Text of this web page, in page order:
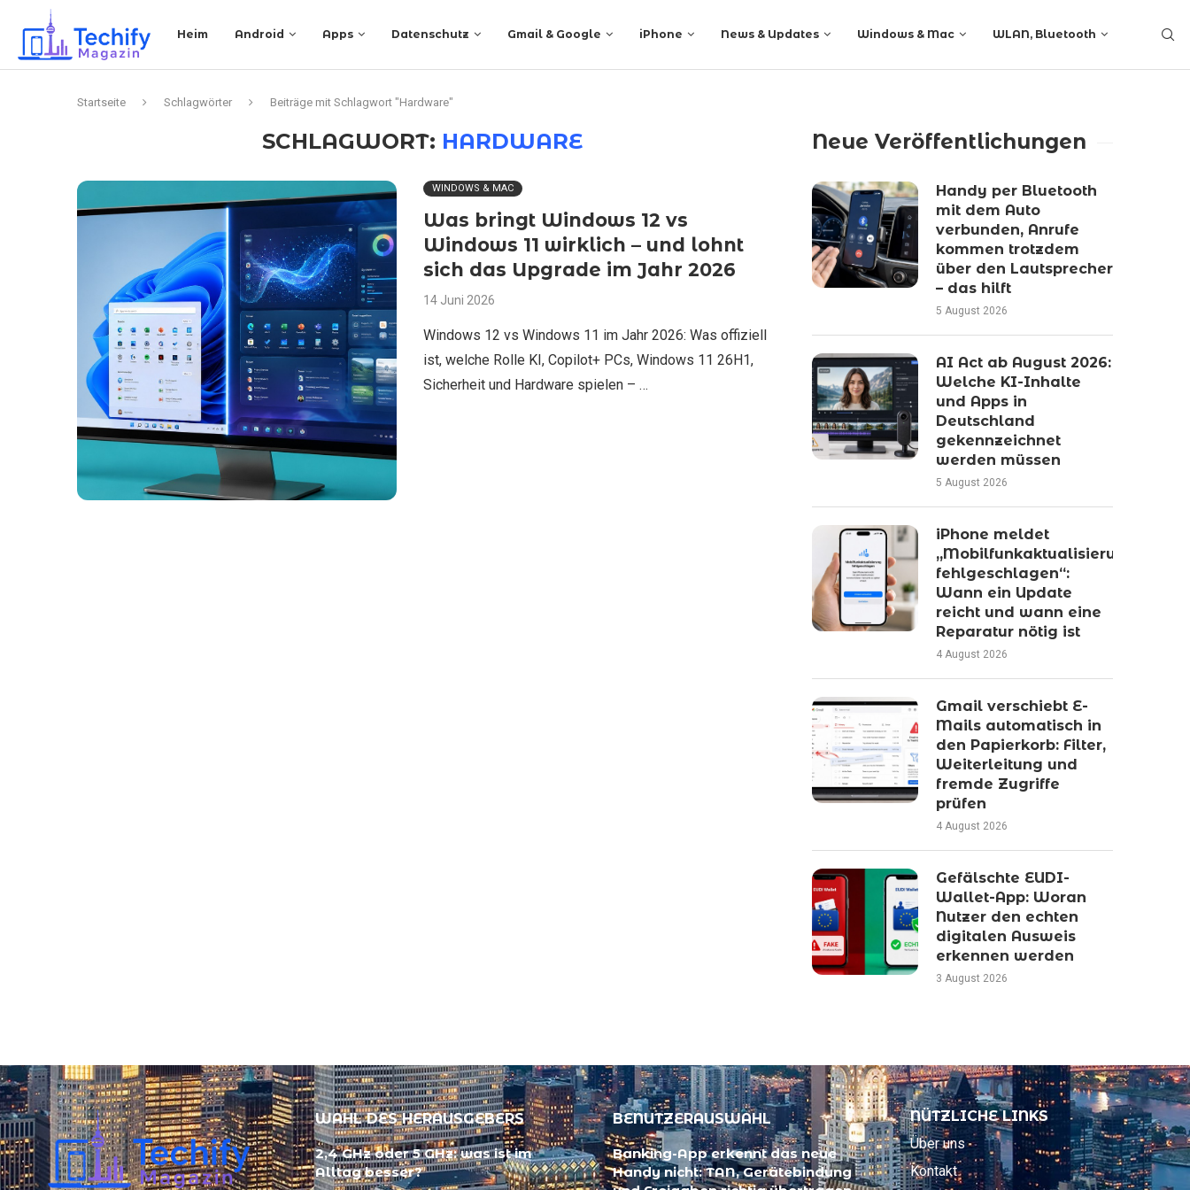
Heim Android Apps Datenschutz Gmail & Google iPhone News & Updates Windows & Mac WLAN, Bluetooth
Startseite Schlagwörter Beiträge mit Schlagwort "Hardware"
SCHLAGWORT: HARDWARE
WINDOWS & MAC
Was bringt Windows 12 vs
Windows 11 wirklich – und lohnt
sich das Upgrade im Jahr 2026
14 Juni 2026
Windows 12 vs Windows 11 im Jahr 2026: Was offiziell
ist, welche Rolle KI, Copilot+ PCs, Windows 11 26H1,
Sicherheit und Hardware spielen – …
Neue Veröffentlichungen
Handy per Bluetooth
mit dem Auto
verbunden, Anrufe
kommen trotzdem
über den Lautsprecher
– das hilft
5 August 2026
AI Act ab August 2026:
Welche KI-Inhalte
und Apps in
Deutschland
gekennzeichnet
werden müssen
5 August 2026
iPhone meldet
„Mobilfunkaktualisierung
fehlgeschlagen“:
Wann ein Update
reicht und wann eine
Reparatur nötig ist
4 August 2026
Gmail verschiebt E-
Mails automatisch in
den Papierkorb: Filter,
Weiterleitung und
fremde Zugriffe
prüfen
4 August 2026
Gefälschte EUDI-
Wallet-App: Woran
Nutzer den echten
digitalen Ausweis
erkennen werden
3 August 2026
WAHL DES HERAUSGEBERS
2,4 GHz oder 5 GHz: was ist im
Alltag besser?
BENUTZERAUSWAHL
Banking-App erkennt das neue
Handy nicht: TAN, Gerätebindung
NÜTZLICHE LINKS
Über uns
Kontakt